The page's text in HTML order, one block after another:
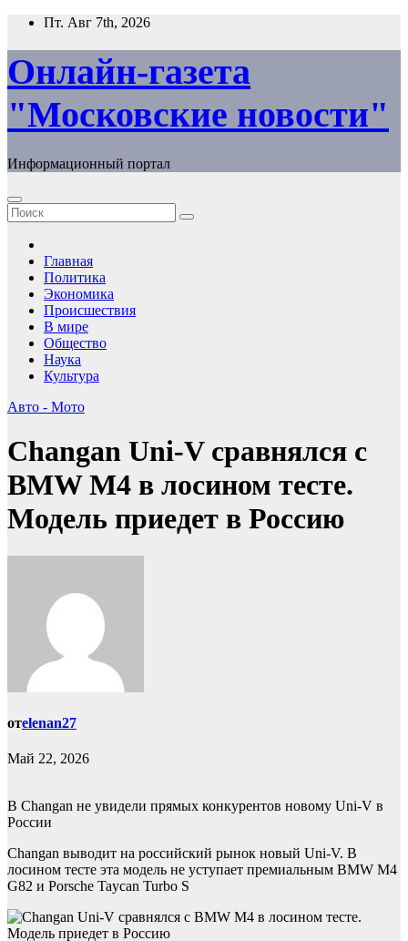
Перейти
содержимому
Пт. Авг 7th, 2026
Онлайн-газета
"Московские новости"
Информационный портал
Главная
Политика
Экономика
Происшествия
В мире
Общество
Наука
Культура
Авто - Мото
Changan Uni-V сравнялся с
BMW M4 в лосином тесте.
Модель приедет в Россию
отelenan27
Май 22, 2026
В Changan не увидели прямых конкурентов новому Uni-V в
России
Changan выводит на российский рынок новый Uni-V. В
лосином тесте эта модель не уступает премиальным BMW M4
G82 и Porsche Taycan Turbo S